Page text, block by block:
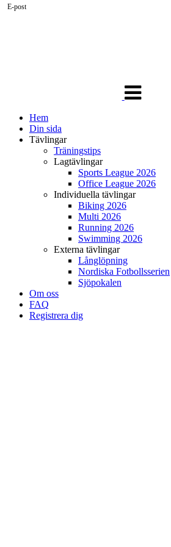
navigering
Hem
Din sida
Tävlingar
Träningstips
Lagtävlingar
Sports League 2026
Office League 2026
Individuella tävlingar
Biking 2026
Multi 2026
Running 2026
Swimming 2026
Externa tävlingar
Långlöpning
Nordiska Fotbollsserien
Sjöpokalen
Om oss
FAQ
Registrera dig
E-post